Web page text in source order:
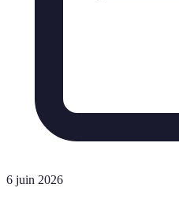
6 juin 2026